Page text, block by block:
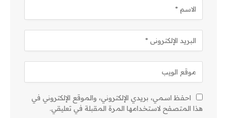
احفظ اسمي، بريدي الإلكتروني، والموقع الإلكتروني في
هذا المتصفح لاستخدامها المرة المقبلة في تعليقي.